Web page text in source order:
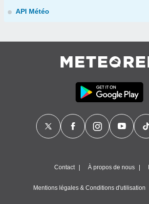
API Météo
Contact À propos de nous
Mentions légales & Conditions d'utilisation